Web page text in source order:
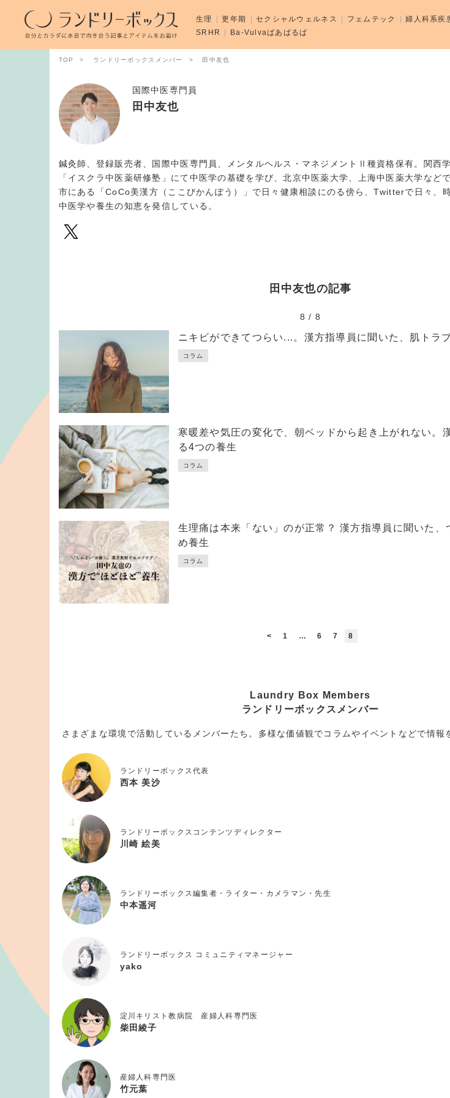
TOP ランドリーボックスメンバー 田中友也
国際中医専門員
田中友也
鍼灸師、登録販売者、国際中医専門員、メンタルヘルス・マネジメントⅡ種資格保有。関西
「イスクラ中医薬研修塾」にて中医学の基礎を学び、北京中医薬大学、上海中医薬大学など
市にある「CoCo美漢方（ここびかんぽう）」で日々健康相談にのる傍ら、Twitterで日々、
中医学や養生の知恵を発信している。
田中友也の記事
8 / 8
ニキビができてつらい...。漢方指導員に聞いた、肌トラ
コラム
寒暖差や気圧の変化で、朝ベッドから起き上がれない。
る4つの養生
コラム
生理痛は本来「ない」のが正常？ 漢方指導員に聞いた、
め養生
コラム
< 1 … 6 7 8
Laundry Box Members
ランドリーボックスメンバー
さまざまな環境で活動しているメンバーたち。多様な価値観でコラムやイベントなどで情報
ランドリーボックス代表
西本 美沙
ランドリーボックスコンテンツディレクター
川崎 絵美
ランドリーボックス編集者・ライター・カメラマン・先生
中本遥河
ランドリーボックス コミュニティマネージャー
yako
淀川キリスト教病院 産婦人科専門医
柴田綾子
産婦人科専門医
竹元葉
生理 更年期 セクシャルウェルネス フェムテック 婦人科系疾
SRHR
Ba-Vulvaばあばるば